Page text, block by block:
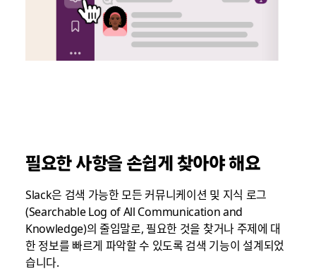
필요한 사항을 손쉽게 찾아야 해요
Slack은 검색 가능한 모든 커뮤니케이션 및 지식 로그
(Searchable Log of All Communication and
Knowledge)의 줄임말로, 필요한 것을 찾거나 주제에 대
한 정보를 빠르게 파악할 수 있도록 검색 기능이 설계되었
습니다.